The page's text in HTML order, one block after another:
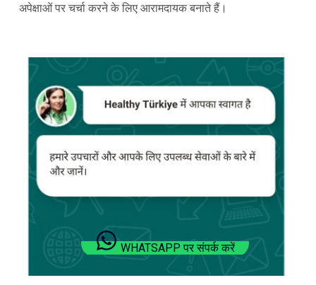
अपेक्षाओं पर चर्चा करने के लिए आरामदायक बनाते हैं।
WHATSAPP पर संपर्क करें